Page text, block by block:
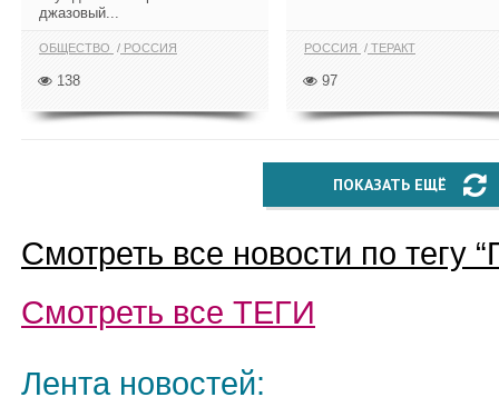
джазовый...
ОБЩЕСТВО РОССИЯ
138
РОССИЯ ТЕРАКТ
97
ПОКАЗАТЬ ЕЩЁ
Смотреть все новости по тегу “
Смотреть все ТЕГИ
Лента новостей: